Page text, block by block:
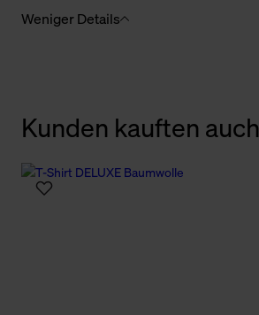
Weniger Details
Kunden kauften auch